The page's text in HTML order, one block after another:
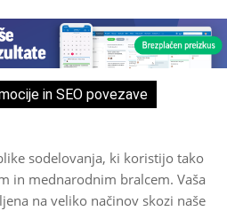
in SEO povezave
sodelovanja, ki koristijo tako
in mednarodnim bralcem. Vaša
na veliko načinov skozi naše